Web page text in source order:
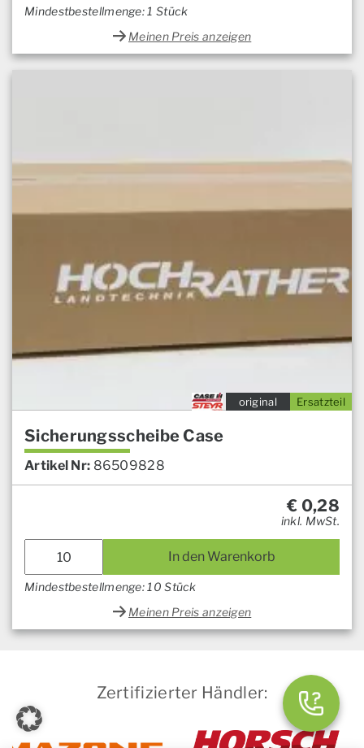
Mindestbestellmenge: 1 Stück
Meinen Preis anzeigen
Ersatzteil
original
Sicherungsscheibe Case
Artikel Nr: 86509828
€ 0,28
inkl. MwSt.
In den Warenkorb
Mindestbestellmenge: 10 Stück
Meinen Preis anzeigen
Zertifizierter Händler: